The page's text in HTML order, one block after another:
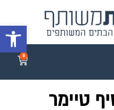
פתח
0
טיימר